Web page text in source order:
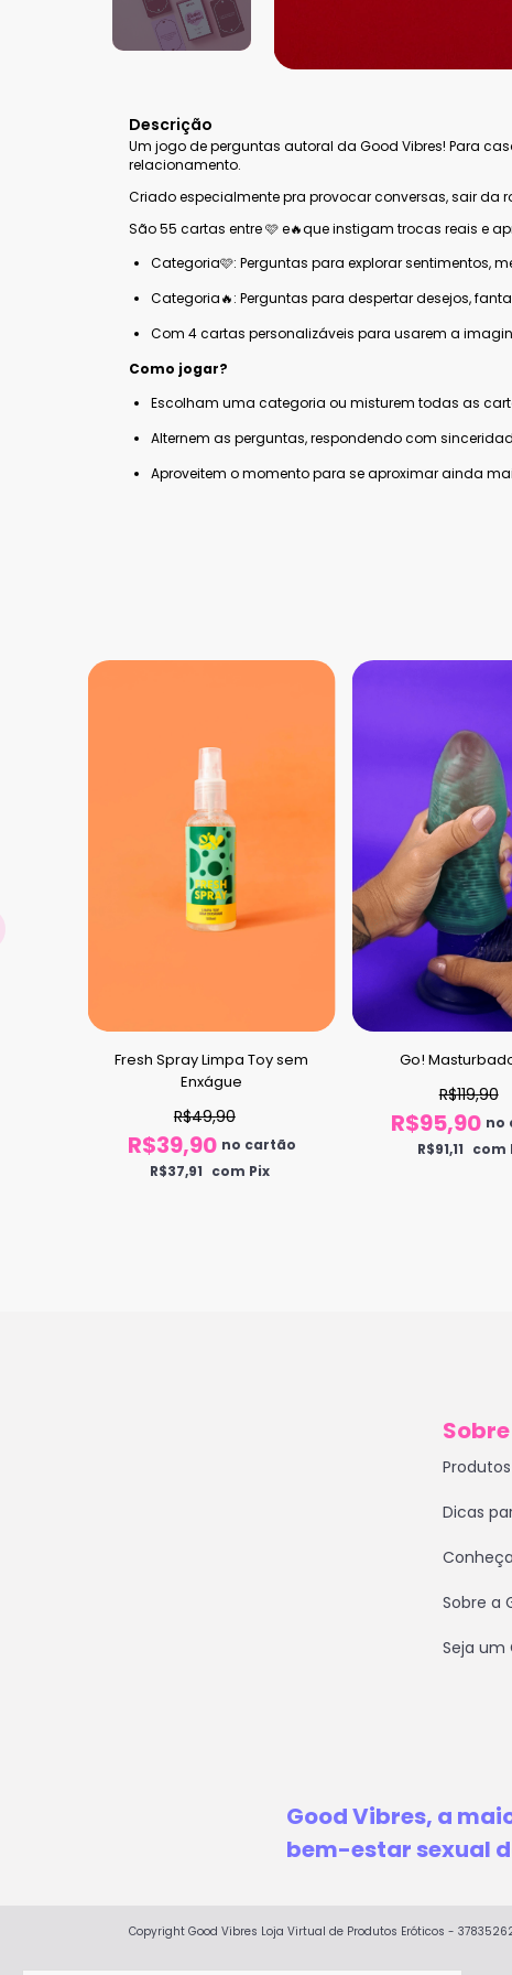
Descrição
Um jogo de perguntas autoral da Good Vibres! Para
relacionamento.
Criado especialmente pra provocar conversas, sair da
São 55 cartas entre 🩷 e🔥que instigam trocas reais e
Categoria🩷: Perguntas para explorar sentimentos,
Categoria🔥: Perguntas para despertar desejos,
Com 4 cartas personalizáveis para usarem a
Como jogar?
Escolham uma categoria ou misturem todas as
Alternem as perguntas, respondendo com
Aproveitem o momento para se aproximar ainda
Fresh Spray Limpa Toy sem
Enxágue
R$49,90
R$39,90 no cartão
R$37,91 com Pix
Go!
R$119,90
R$95,90 no
R$91,11 com
Produtos
Dicas
Sobre a
Seja um
Good Vibres, a
bem-estar sexual
Copyright Good Vibres Loja Virtual de Produtos Eróticos -